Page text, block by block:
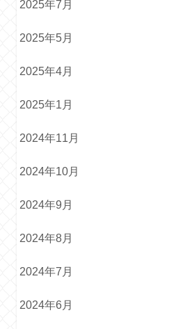
2025年7月
2025年5月
2025年4月
2025年1月
2024年11月
2024年10月
2024年9月
2024年8月
2024年7月
2024年6月